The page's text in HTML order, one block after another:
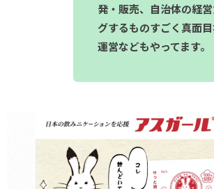
発・販売、自治体の経
グするものすごく真面
運営などもやってます。